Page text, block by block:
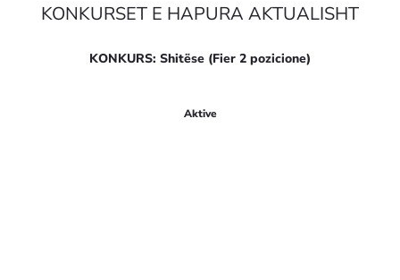
KONKURSET E HAPURA AKTUALISHT
KONKURS: Shitëse (Fier 2 pozicione)
Aktive